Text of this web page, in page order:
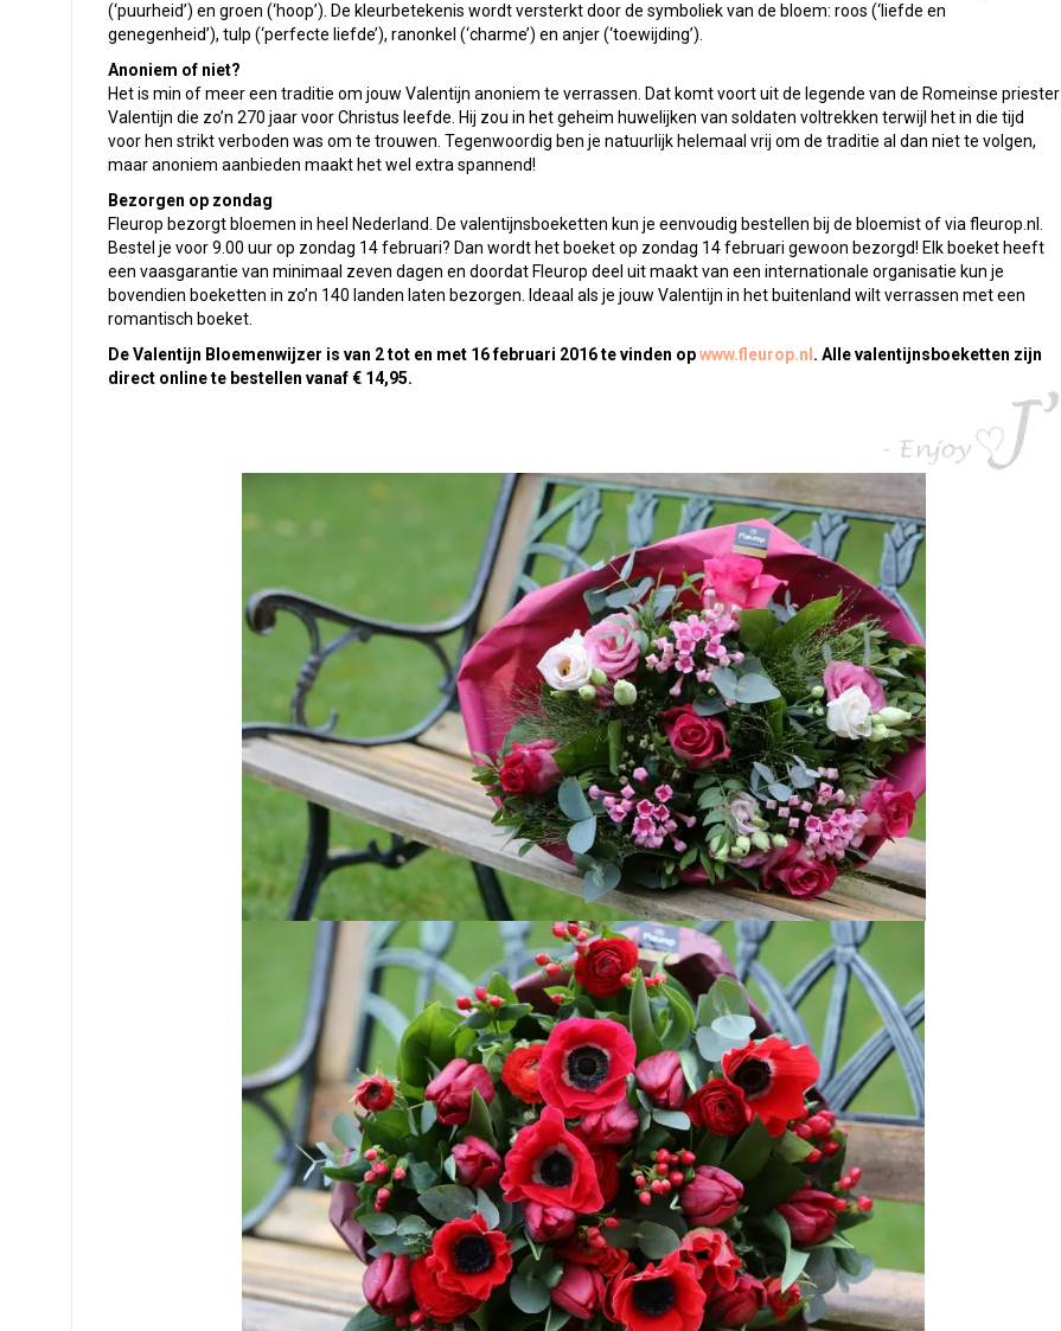
(‘puurheid’) en groen (‘hoop’). De kleurbetekenis wordt versterkt door de symboliek van de bloem: roos (‘liefde en
genegenheid’), tulp (‘perfecte liefde’), ranonkel (‘charme’) en anjer (‘toewijding’).
Anoniem of niet?
Het is min of meer een traditie om jouw Valentijn anoniem te verrassen. Dat komt voort uit de legende van de Romeinse priester
Valentijn die zo’n 270 jaar voor Christus leefde. Hij zou in het geheim huwelijken van soldaten voltrekken terwijl het in die tijd
voor hen strikt verboden was om te trouwen. Tegenwoordig ben je natuurlijk helemaal vrij om de traditie al dan niet te volgen,
maar anoniem aanbieden maakt het wel extra spannend!
Bezorgen op zondag
Fleurop bezorgt bloemen in heel Nederland. De valentijnsboeketten kun je eenvoudig bestellen bij de bloemist of via fleurop.nl.
Bestel je voor 9.00 uur op zondag 14 februari? Dan wordt het boeket op zondag 14 februari gewoon bezorgd! Elk boeket heeft
een vaasgarantie van minimaal zeven dagen en doordat Fleurop deel uit maakt van een internationale organisatie kun je
bovendien boeketten in zo’n 140 landen laten bezorgen. Ideaal als je jouw Valentijn in het buitenland wilt verrassen met een
romantisch boeket.
De Valentijn Bloemenwijzer is van 2 tot en met 16 februari 2016 te vinden opwww.fleurop.nl . Alle valentijnsboeketten zijn
direct online te bestellen vanaf € 14,95.